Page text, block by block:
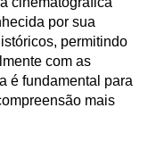
por sua
permitindo
com as
é fundamental para
mais